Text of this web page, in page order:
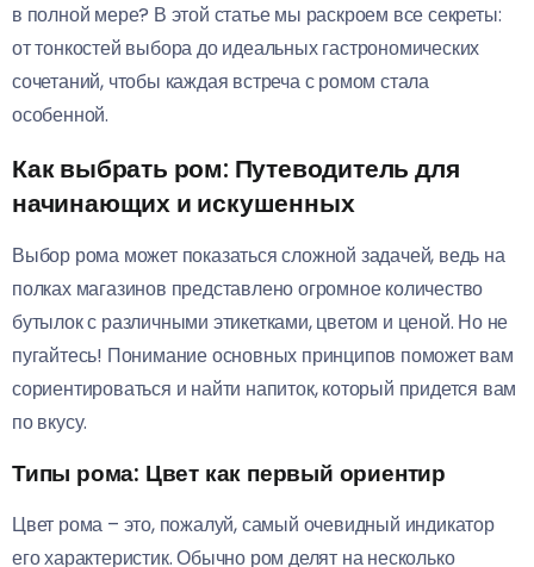
в полной мере? В этой статье мы раскроем все секреты:
от тонкостей выбора до идеальных гастрономических
сочетаний, чтобы каждая встреча с ромом стала
особенной.
Как выбрать ром: Путеводитель для
начинающих и искушенных
Выбор рома может показаться сложной задачей, ведь на
полках магазинов представлено огромное количество
бутылок с различными этикетками, цветом и ценой. Но не
пугайтесь! Понимание основных принципов поможет вам
сориентироваться и найти напиток, который придется вам
по вкусу.
Типы рома: Цвет как первый ориентир
Цвет рома – это, пожалуй, самый очевидный индикатор
его характеристик. Обычно ром делят на несколько